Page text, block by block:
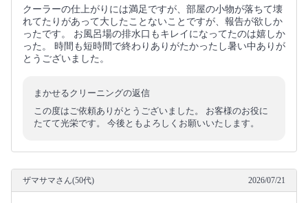
クーラーの仕上がりには満足ですが、部屋の小物が落ちて壊
れてたりがあって大したことないことですが、報告が欲しか
ったです。 お風呂場の排水口もキレイになってたのは嬉しか
った。 時間も短時間で終わりありがたかったし暑い中ありが
とうございました。
まかせるクリーニングの返信
この度はご依頼ありがとうございました。 お客様のお役に
たてて光栄です。 今後ともよろしくお願いいたします。
ザマサマさん(50代) 2026/07/21